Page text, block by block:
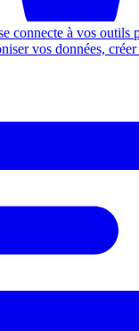
connecte à vos outils
vos données,